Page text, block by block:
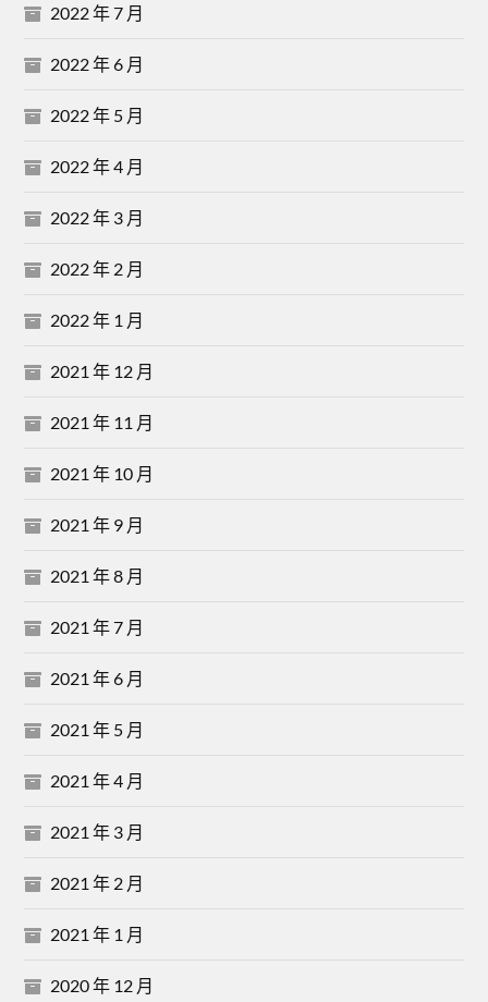
2022 年 7 月
2022 年 6 月
2022 年 5 月
2022 年 4 月
2022 年 3 月
2022 年 2 月
2022 年 1 月
2021 年 12 月
2021 年 11 月
2021 年 10 月
2021 年 9 月
2021 年 8 月
2021 年 7 月
2021 年 6 月
2021 年 5 月
2021 年 4 月
2021 年 3 月
2021 年 2 月
2021 年 1 月
2020 年 12 月